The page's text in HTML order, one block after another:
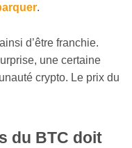
.
d’être franchie.
une certaine
crypto. Le prix du
du BTC doit